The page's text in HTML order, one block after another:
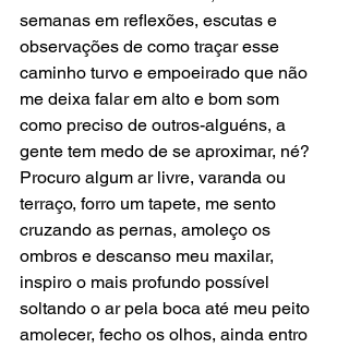
semanas em reflexões, escutas e
observações de como traçar esse
caminho turvo e empoeirado que não
me deixa falar em alto e bom som
como preciso de outros-alguéns, a
gente tem medo de se aproximar, né?
Procuro algum ar livre, varanda ou
terraço, forro um tapete, me sento
cruzando as pernas, amoleço os
ombros e descanso meu maxilar,
inspiro o mais profundo possível
soltando o ar pela boca até meu peito
amolecer, fecho os olhos, ainda entro